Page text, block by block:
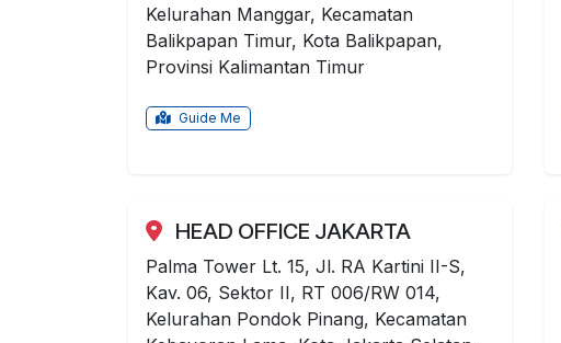
Kelurahan Manggar, Kecamatan
Balikpapan Timur, Kota Balikpapan,
Provinsi Kalimantan Timur
Guide Me
HEAD OFFICE JAKARTA
Palma Tower Lt. 15, Jl. RA Kartini II-S,
Kav. 06, Sektor II, RT 006/RW 014,
Kelurahan Pondok Pinang, Kecamatan